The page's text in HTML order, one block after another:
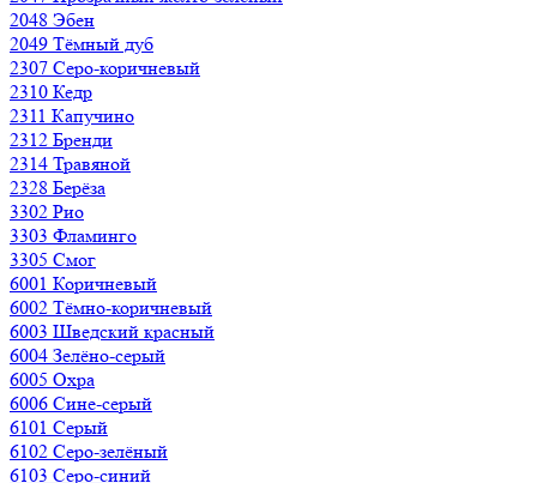
2048 Эбен
2049 Тёмный дуб
2307 Серо-коричневый
2310 Кедр
2311 Капучино
2312 Бренди
2314 Травяной
2328 Берёза
3302 Рио
3303 Фламинго
3305 Смог
6001 Коричневый
6002 Тёмно-коричневый
6003 Шведский красный
6004 Зелёно-серый
6005 Охра
6006 Сине-серый
6101 Серый
6102 Серо-зелёный
6103 Серо-синий